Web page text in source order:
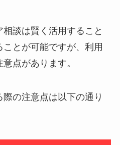
談は賢く活用すること
とが可能ですが、利用
点があります。
の注意点は以下の通り